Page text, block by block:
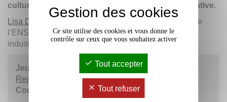
culturelle, esthétique, utilitaire ou encore performative.
Lisa Dehove
- Designer indépendante, diplômée de
l’ENSCI (l’École nationale supérieure de création
industrielle)
Jeudi 12 novembre à 17h30
Rejoindre la conférence
Contact :
Pierre Bourdareau
Gestion des cookies
Ce site utilise des cookies et vous donne le
contrôle sur ceux que vous souhaitez activer
Tout accepter
Tout refuser